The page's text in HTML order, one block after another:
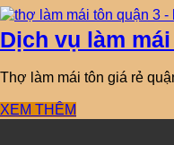
Dịch vụ làm
Thợ làm mái tôn giá rẻ
XEM THÊM